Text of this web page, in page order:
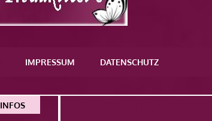
IMPRESSUM DATENSCHUTZ